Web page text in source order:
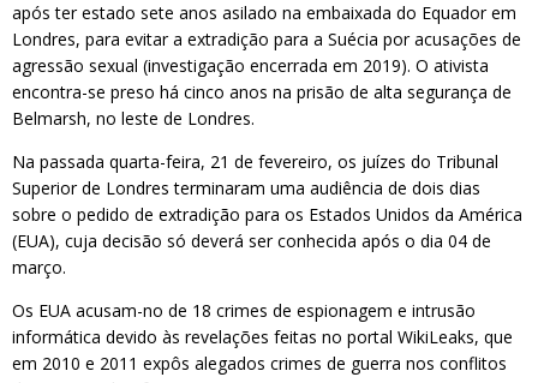
após ter estado sete anos asilado na embaixada do Equador em
Londres, para evitar a extradição para a Suécia por acusações de
agressão sexual (investigação encerrada em 2019). O ativista
encontra-se preso há cinco anos na prisão de alta segurança de
Belmarsh, no leste de Londres.
Na passada quarta-feira, 21 de fevereiro, os juízes do Tribunal
Superior de Londres terminaram uma audiência de dois dias
sobre o pedido de extradição para os Estados Unidos da América
(EUA), cuja decisão só deverá ser conhecida após o dia 04 de
março.
Os EUA acusam-no de 18 crimes de espionagem e intrusão
informática devido às revelações feitas no portal WikiLeaks, que
em 2010 e 2011 expôs alegados crimes de guerra nos conflitos